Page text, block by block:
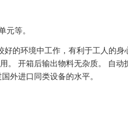
等。
的环境中工作，有利于工人的身
。 开箱后输出物料无杂质。 自动
外进口同类设备的水平。